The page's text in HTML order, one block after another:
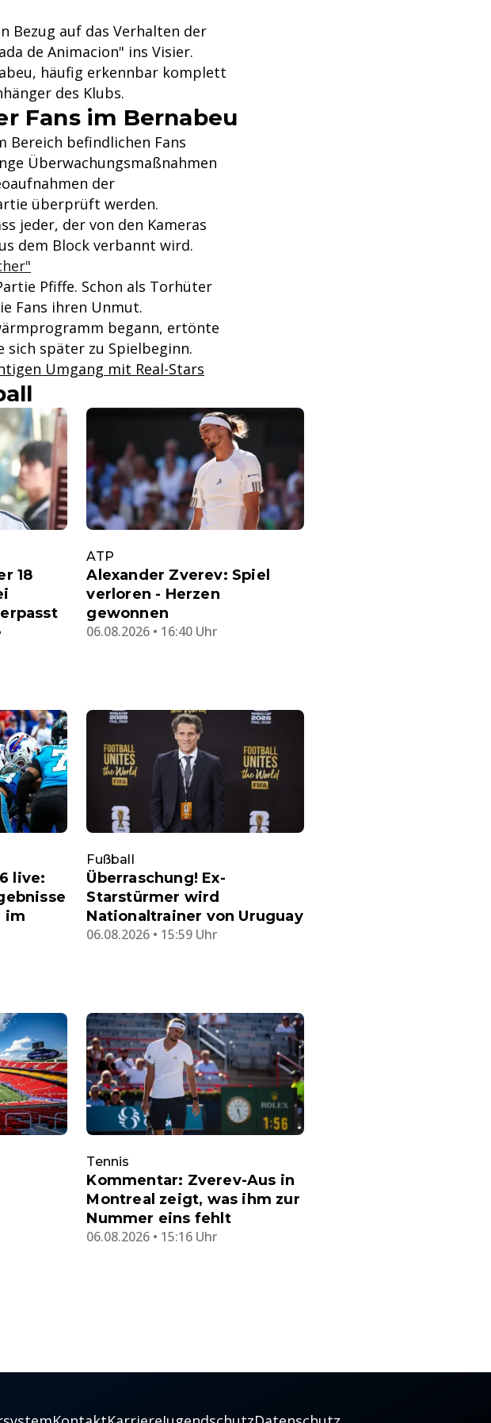
Bezug auf das Verhalten der
de Animacion" ins Visier.
häufig erkennbar komplett
des Klubs.
Fans im Bernabeu
Bereich befindlichen Fans
Überwachungsmaßnahmen
der
überprüft werden.
jeder, der von den Kameras
dem Block verbannt wird.
Pfiffe. Schon als Torhüter
Fans ihren Unmut.
begann, ertönte
sich später zu Spielbeginn.
Umgang mit Real-Stars
18
ATP
Alexander Zverev: Spiel
verloren - Herzen
gewonnen
06.08.2026 • 16:40 Uhr
live:
im
Fußball
Überraschung! Ex-
Starstürmer wird
Nationaltrainer von Uruguay
06.08.2026 • 15:59 Uhr
Tennis
Kommentar: Zverev-Aus in
Montreal zeigt, was ihm zur
Nummer eins fehlt
06.08.2026 • 15:16 Uhr